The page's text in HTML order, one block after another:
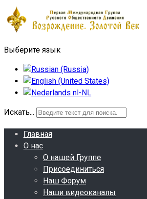
Выберите язык
Искать...
Главная
О нас
О нашей Группе
Присоединиться
Наш Форум
Наши видеоканалы